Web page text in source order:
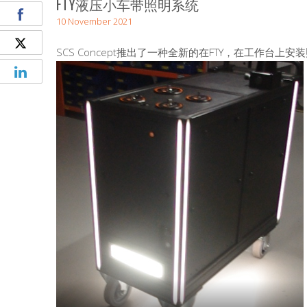
FTY液压小车带照明系统
10 November 2021
SCS Concept推出了一种全新的在FTY，在工作台上安装